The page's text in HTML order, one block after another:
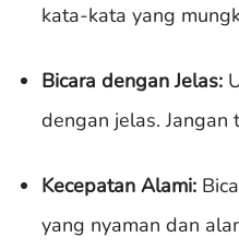
kata-kata yang
Bicara dengan Jelas:
dengan jelas. Jangan
Kecepatan Alami:
yang nyaman dan